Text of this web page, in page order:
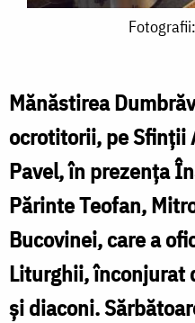
Mănăstirea
ocrotitorii, pe Sfinţii
Pavel, în prezenţa
Părinte Teofan,
Bucovinei, care a
Liturghii, înconjurat
şi diaconi.